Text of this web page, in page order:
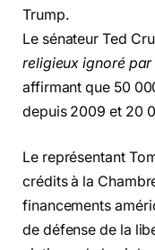
Trump.
Le sénateur Ted
religieux ignoré
affirmant que 50
depuis 2009 et 20
Le représentant
crédits à la
financements
de défense de la